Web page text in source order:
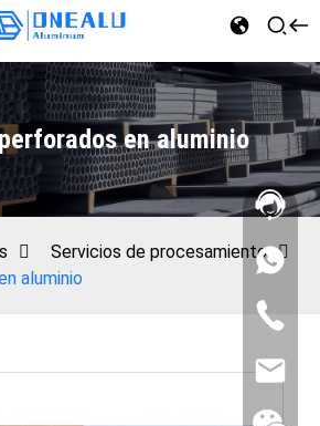
en aluminio
Servicios de procesamiento
aluminio